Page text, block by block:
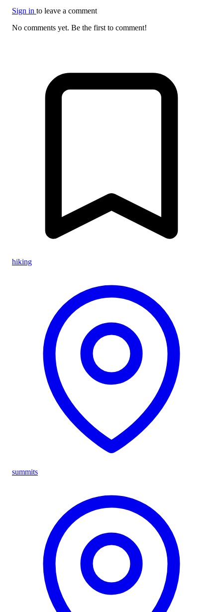
Sign in to leave a comment
No comments yet. Be the first to comment!
hiking
summits